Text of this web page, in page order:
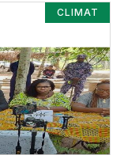
CLIMAT